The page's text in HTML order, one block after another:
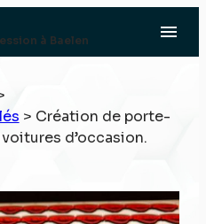
à Baelen menu
> Création de porte-
d’occasion.